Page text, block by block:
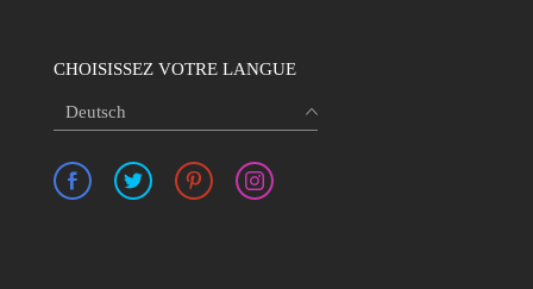
CHOISISSEZ VOTRE LANGUE
Deutsch